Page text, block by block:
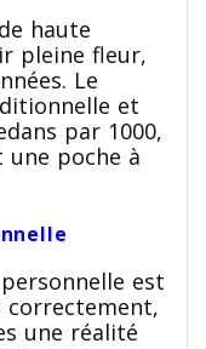
haute
pleine fleur,
Le
et
par 1000,
une poche à
est
correctement,
une réalité